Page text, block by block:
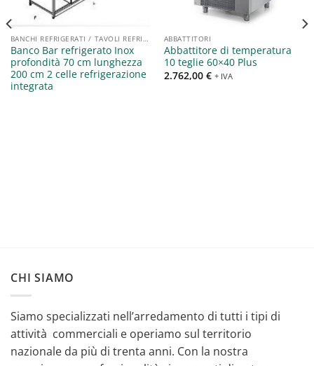
BANCHI REFRIGERATI / TAVOLI REFRIGERATI / SALADETTE
Banco Bar refrigerato Inox
profondità 70 cm lunghezza
200 cm 2 celle refrigerazione
integrata
ABBATTITORI
Abbattitore di temperatura
10 teglie 60×40 Plus
2.762,00 € + IVA
CHI SIAMO
Siamo specializzati nell’arredamento di tutti i tipi di
attività commerciali e operiamo sul territorio
nazionale da più di trenta anni. Con la nostra